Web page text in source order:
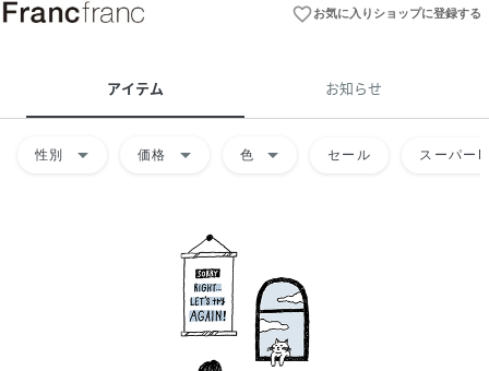
favorite_borderお気に入りショップに登録する
アイテム お知らせ
性別 arrow_drop_down 価格 arrow_drop_down 色 arrow_drop_down セール スーパー